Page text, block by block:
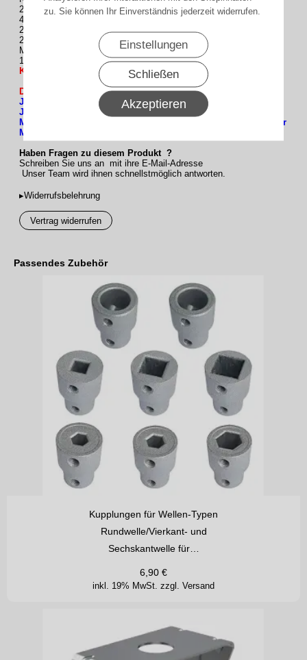
zu. Sie können Ihr Einverständnis jederzeit widerrufen.
Einstellungen
Schließen
Akzeptieren
2x Staubschutzkappen für Endschalter Einstellschrauben
4x Madenschrauben für Kupplungen
2x M6 und 2x M5 Motor Montageschrauben
2x vibrationshemmende und ausgleichende Einlagen (zwischen
Motor und Profil)
1x Befestigungsklammer
Kupplungen für Wellen-Typen finden Sie unten als Zubehör
Download :
Jalousiemotoren Serie DMJ.pdf
Jalousiemotoren Serie DMJ - Ergänzungen zur Haupt-
Montageanleitun.pdf
Jalousiemotoren Serie DMJ - Hinweise zur
Montage der Befestigungsklammer.pdf
Haben Fragen zu diesem Produkt ?
Schreiben Sie uns an mit ihre E-Mail-Adresse
Unser Team wird ihnen schnellstmöglich antworten.
▸Widerrufsbelehrung
Vertrag widerrufen
Passendes Zubehör
Kupplungen für Wellen-Typen
Rundwelle/Vierkant- und
Sechskantwelle für…
inkl. 19% MwSt. zzgl. Versand
6,90 €